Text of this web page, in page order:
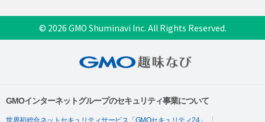
© 2026 GMO Shuminavi Inc. All Rights Reserved.